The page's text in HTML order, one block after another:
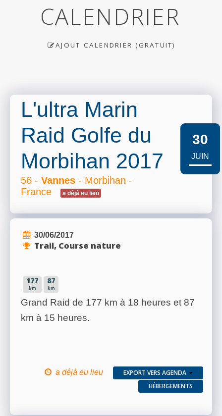
CALENDRIER
AJOUT CALENDRIER (GRATUIT)
L'ultra Marin
Raid Golfe du
Morbihan 2017
56 - Vannes - Morbihan -
France
a déjà eu lieu
30
JUIN
30/06/2017
Trail, Course nature
177
km
87
km
Grand Raid de 177 km à 18 heures et 87
km à 15 heures.
a déjà eu lieu
EXPORT VERS AGENDA
HÉBERGEMENTS